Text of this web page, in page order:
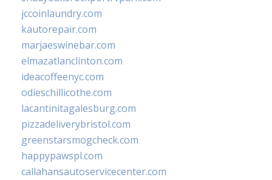
jccoinlaundry.com
kautorepair.com
marjaeswinebar.com
elmazatlanclinton.com
ideacoffeenyc.com
odieschillicothe.com
lacantinitagalesburg.com
pizzadeliverybristol.com
greenstarsmogcheck.com
happypawspl.com
callahansautoservicecenter.com